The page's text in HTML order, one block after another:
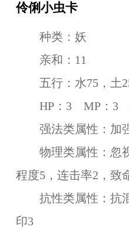
伶俐小虫卡
种类：妖
亲和：11
五行：水75，土
HP：3 MP：3
强法类属性：加
物理类属性：忽视
程度5，连击率2，致
抗性类属性：抗混
印3